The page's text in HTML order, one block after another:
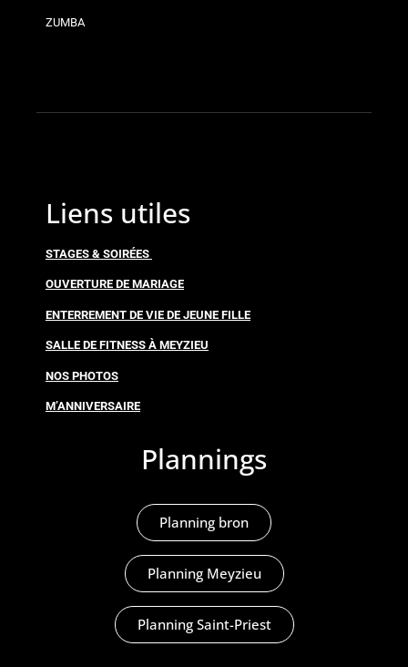
ZUMBA
Liens utiles
STAGES & SOIRÉES
OUVERTURE DE MARIAGE
ENTERREMENT DE VIE DE JEUNE FILLE
SALLE DE FITNESS À MEYZIEU
NOS PHOTOS
M’ANNIVERSAIRE
Plannings
Planning bron
Planning Meyzieu
Planning Saint-Priest